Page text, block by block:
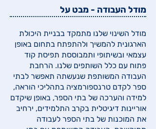
מודל העבודה - מבט על
מודל השינוי שלנו מתמקד בבניית היכולת
הארגונית להמשיך ולהתפתח בתחום באופן
עצמאי ובשיתופי ותמבוססת תפיסת קוד
פתוח עם כלל השותפים שלנו. הרחבת
העבודה המשותפת שנעשתה תאפשר לבתי
ספר לקדם טרנספורמציה בתהליכי הוראה,
למידה והערכה של בתי הספר, באופן שיקדם
אוריינות דיגיטלית בקרב התלמידים, ירחיב
את המוכנות של בתי הספר לעבודה